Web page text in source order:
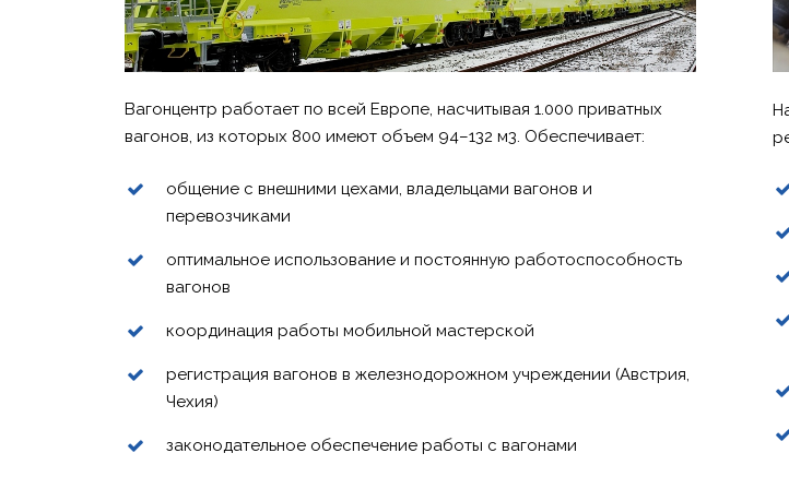
Вагонцентр работает по всей Европе, насчитывая 1.000 приватных
вагонов, из которых 800 имеют объем 94–132 м3. Обеспечивает:
общение с внешними цехами, владельцами вагонов и
перевозчиками
оптимальное использование и постоянную работоспособность
вагонов
координация работы мобильной мастерской
регистрация вагонов в железнодорожном учреждении (Австрия,
Чехия)
законодательное обеспечение работы с вагонами